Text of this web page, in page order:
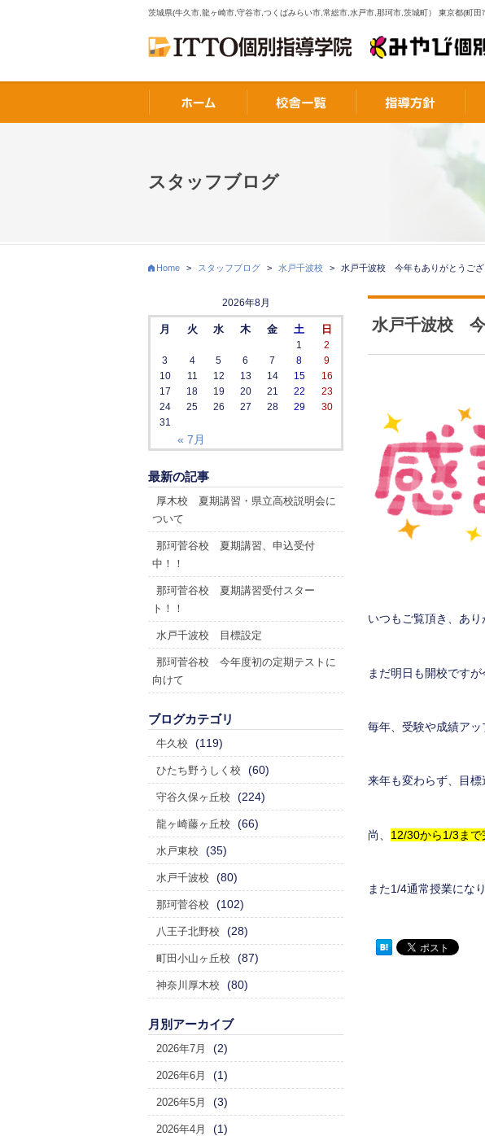
茨城県(牛久市,龍ヶ崎市,守谷市,つくばみらい市,常総市,水戸市,那珂市,茨城町） 東京都(町
スタッフブログ
Home > スタッフブログ > 水戸千波校 > 水戸千波校 今年もありがとうござ
水戸千波校 今
いつもご覧頂き、あり
まだ明日も開校です
毎年、受験や成績アッ
来年も変わらず、目標
尚、 12/30から1/3まで
また1/4通常授業にな
2026年8月
月 火 水 木 金 土 日
« 7月
1
2
3
4 5 6 7 8
9
10
11 12 13 14 15
16
17
18 19 20 21 22
23
24
25 26 27 28 29
30
31
最新の記事
厚木校 夏期講習・県立高校説明会に
ついて
那珂菅谷校 夏期講習、申込受付
中！！
那珂菅谷校 夏期講習受付スター
ト！！
水戸千波校 目標設定
那珂菅谷校 今年度初の定期テストに
向けて
ブログカテゴリ
牛久校 (119)
ひたち野うしく校 (60)
守谷久保ヶ丘校 (224)
龍ヶ崎藤ヶ丘校 (66)
水戸東校 (35)
水戸千波校 (80)
那珂菅谷校 (102)
八王子北野校 (28)
町田小山ヶ丘校 (87)
神奈川厚木校 (80)
月別アーカイブ
2026年7月 (2)
2026年6月 (1)
2026年5月 (3)
2026年4月 (1)